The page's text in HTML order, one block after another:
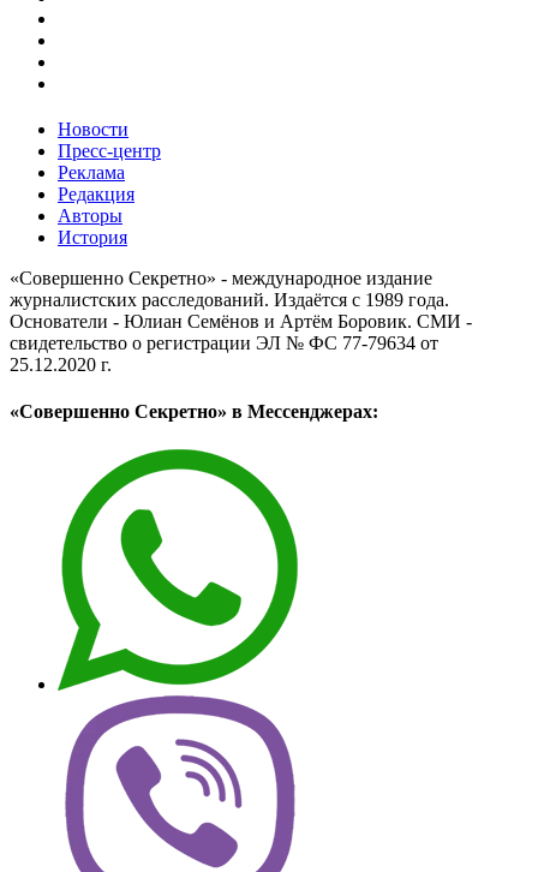
Новости
Пресс-центр
Реклама
Редакция
Авторы
История
«Совершенно Секретно» - международное издание
журналистских расследований. Издаётся с 1989 года.
Основатели - Юлиан Семёнов и Артём Боровик. CМИ -
свидетельство о регистрации ЭЛ № ФС 77-79634 от
25.12.2020 г.
«Совершенно Секретно» в Мессенджерах: